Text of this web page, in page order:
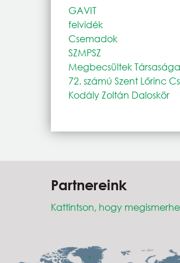
GAVIT
felvidék
Csemadok
SZMPSZ
Megbecsültek Társasága
72. számú Szent Lőrinc
Kodály Zoltán Daloskör
Partnereink
Kattintson, hogy